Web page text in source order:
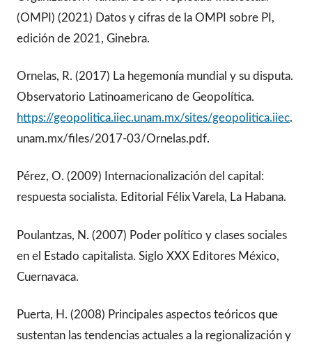
(OMPI) (2021) Datos y cifras de la OMPI sobre PI,
edición de 2021, Ginebra.
Ornelas, R. (2017) La hegemonía mundial y su disputa.
Observatorio Latinoamericano de Geopolítica.
https://geopolitica.iiec.unam.mx/sites/geopolitica.iiec.
unam.mx/files/2017-03/Ornelas.pdf.
Pérez, O. (2009) Internacionalización del capital:
respuesta socialista. Editorial Félix Varela, La Habana.
Poulantzas, N. (2007) Poder político y clases sociales
en el Estado capitalista. Siglo XXX Editores México,
Cuernavaca.
Puerta, H. (2008) Principales aspectos teóricos que
sustentan las tendencias actuales a la regionalización y